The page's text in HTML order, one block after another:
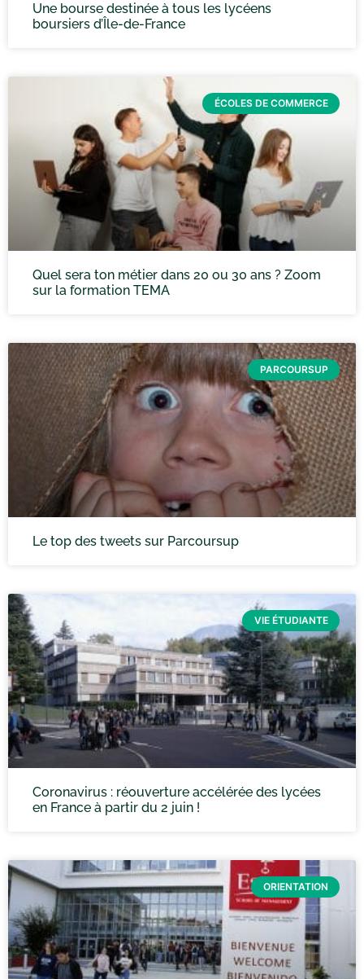
Une bourse destinée à tous les lycéens
boursiers d’Île-de-France
ÉCOLES DE COMMERCE
Quel sera ton métier dans 20 ou 30 ans ? Zoom
sur la formation TEMA
PARCOURSUP
Le top des tweets sur Parcoursup
VIE ÉTUDIANTE
Coronavirus : réouverture accélérée des lycées
en France à partir du 2 juin !
ORIENTATION